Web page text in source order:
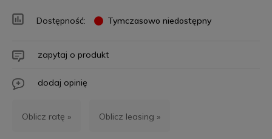
Dostępność: Tymczasowo niedostępny
zapytaj o produkt
dodaj opinię
Oblicz ratę » Oblicz leasing »